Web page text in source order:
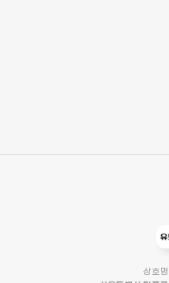
상호